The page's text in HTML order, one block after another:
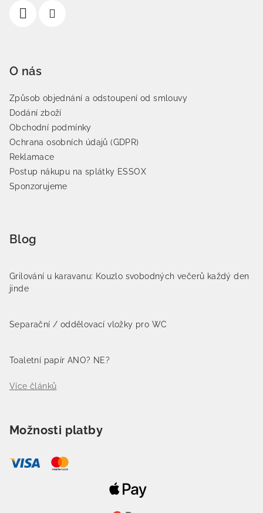
O nás
Způsob objednání a odstoupení od smlouvy
Dodání zboží
Obchodní podmínky
Ochrana osobních údajů (GDPR)
Reklamace
Postup nákupu na splátky ESSOX
Sponzorujeme
Blog
Grilování u karavanu: Kouzlo svobodných večerů každý den
jinde
Separační / oddělovací vložky pro WC
Toaletní papír ANO? NE?
Více článků
Možnosti platby